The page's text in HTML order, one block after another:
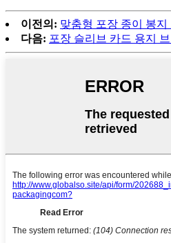
이전의: 맞춤형 포장 종이 봉지
다음: 포장 슬리브 카드 용지